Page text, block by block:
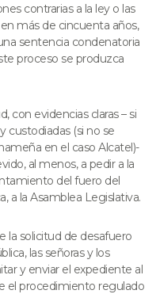
contrarias a la ley o las
más de cincuenta años,
sentencia condenatoria
proceso se produzca
con evidencias claras – si
custodiadas (si no se
en el caso Alcatel)-
al menos, a pedir a la
del fuero del
a la Asamblea Legislativa.
la solicitud de desafuero
las señoras y los
y enviar el expediente al
el procedimiento regulado